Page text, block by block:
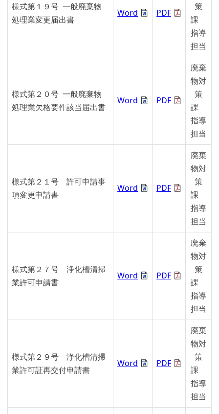
様式第１９号 一般廃棄物
処理業変更届出書
Word PDF
策
課
指導
担当
様式第２０号 一般廃棄物
処理業欠格要件該当届出書
Word PDF
廃棄
物対
策
課
指導
担当
様式第２１号 許可申請事
項変更申請書
Word PDF
廃棄
物対
策
課
指導
担当
様式第２７号 浄化槽清掃
業許可申請書
Word PDF
廃棄
物対
策
課
指導
担当
様式第２９号 浄化槽清掃
業許可証再交付申請書
Word PDF
廃棄
物対
策
課
指導
担当